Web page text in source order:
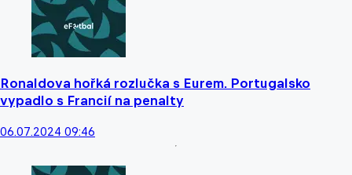
Ronaldova hořká rozlučka s Eurem. Portugalsko
vypadlo s Francií na penalty
06.07.2024 09:46